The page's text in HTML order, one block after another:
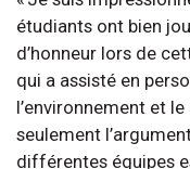
étudiants ont bien
d’honneur lors de
qui a assisté en
l’environnement et le
seulement
différentes équipes